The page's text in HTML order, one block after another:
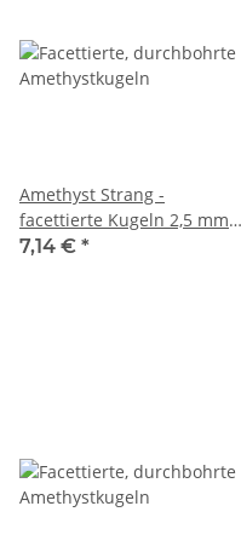
Amethyst Strang -
facettierte Kugeln 2,5 mm
lila, Länge 38,5 cm /7829
7,14 € *